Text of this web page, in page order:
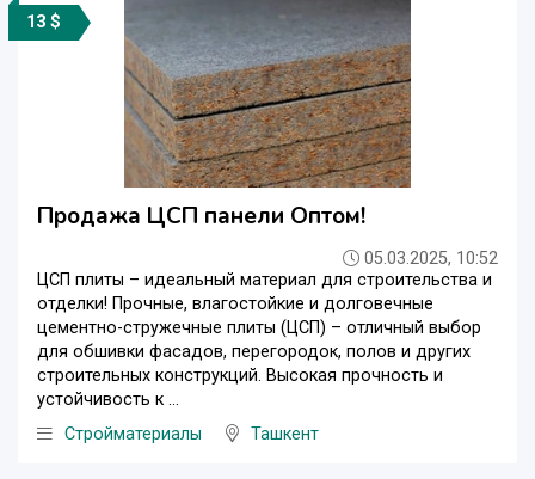
13 $
Продажа ЦСП панели Оптом!
05.03.2025, 10:52
ЦСП плиты – идеальный материал для строительства и
отделки! Прочные, влагостойкие и долговечные
цементно-стружечные плиты (ЦСП) – отличный выбор
для обшивки фасадов, перегородок, полов и других
строительных конструкций. Высокая прочность и
устойчивость к ...
Стройматериалы
Ташкент